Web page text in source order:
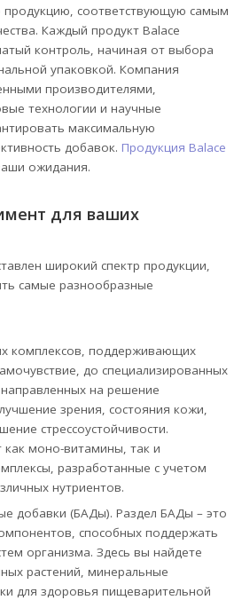
продукцию, соответствующую самым
Каждый продукт Balace
контроль, начиная от выбора
упаковкой. Компания
производителями,
технологии и научные
максимальную
добавок. Продукция Balace
ожидания.
для ваших
широкий спектр продукции,
самые разнообразные
комплексов, поддерживающих
до специализированных
на решение
зрения, состояния кожи,
стрессоустойчивости.
как моно-витамины, так и
разработанные с учетом
нутриентов.
добавки (БАДы). Раздел БАДы – это
способных поддержать
организма. Здесь вы найдете
растений, минеральные
для здоровья пищеварительной